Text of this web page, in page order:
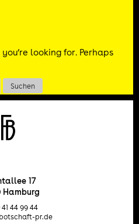
looking for. Perhaps
17
Hamburg
44 99 44
pr.de